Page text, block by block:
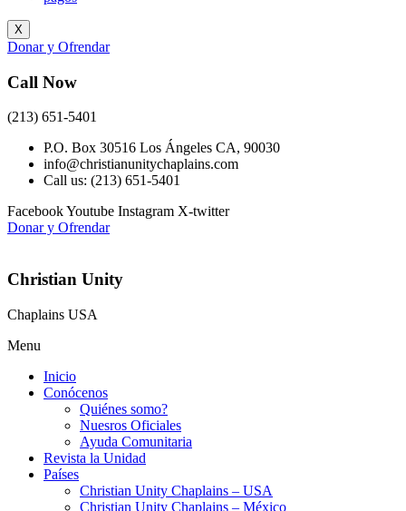
X
Donar y Ofrendar
Call Now
(213) 651-5401
P.O. Box 30516 Los Ángeles CA, 90030
info@christianunitychaplains.com
Call us: (213) 651-5401
FacebookYoutube Instagram X-twitter
Donar y Ofrendar
Christian Unity
Chaplains USA
Menu
Inicio
Conócenos
Quiénes somo?
Nuesros Oficiales
Ayuda Comunitaria
Revista la Unidad
Países
Christian Unity Chaplains – USA
Christian Unity Chaplains – México